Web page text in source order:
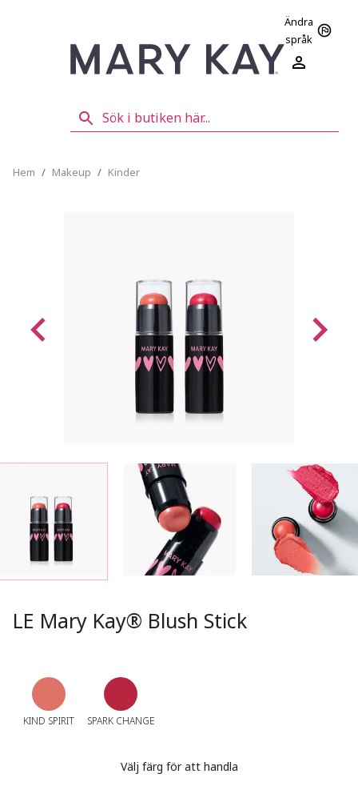
Ändra
språk
Hem / Makeup / Kinder
LE Mary Kay® Blush Stick
KIND SPIRIT SPARK CHANGE
Välj färg för att handla